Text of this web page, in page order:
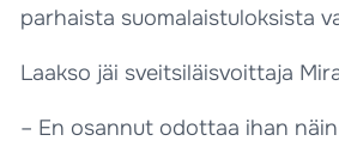
parhaista suomalaistuloksista
Laakso jäi sveitsiläisvoittaja
– En osannut odottaa ihan